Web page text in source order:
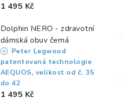
1 495 Kč
Dolphin NERO - zdravotní
dámská obuv černá
Peter Legwood
patentovaná technologie
AEQUOS, velikost od č. 35
do 42
1 495 Kč